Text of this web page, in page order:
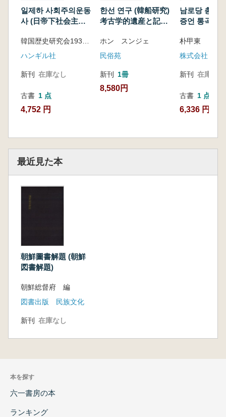
일제하 사회주의운동
사 (日帝下社会主義
ハンギル社
新刊 在庫なし
古書 1 点
4,752 円
한선 연구 (韓船研究)
考古学的遺産と記録
舶史
ホン スンジェ
民俗苑
新刊 1冊
8,580円
남로당 총책
증언 통곡의
の証言 嘆き
朴甲東
株式会社 書
新刊 在庫なし
古書 1 点
6,336 円
最近見た本
朝鮮圖書解題 (朝鮮
図書解題)
朝鮮総督府 編
図書出版 民族文化
新刊 在庫なし
本を探す
六一書房の本
ランキング